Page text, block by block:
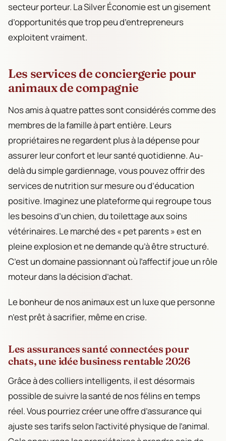
secteur porteur. La Silver Économie est un gisement
d’opportunités que trop peu d’entrepreneurs
exploitent vraiment.
Les services de conciergerie pour
animaux de compagnie
Nos amis à quatre pattes sont considérés comme des
membres de la famille à part entière. Leurs
propriétaires ne regardent plus à la dépense pour
assurer leur confort et leur santé quotidienne. Au-
delà du simple gardiennage, vous pouvez offrir des
services de nutrition sur mesure ou d’éducation
positive. Imaginez une plateforme qui regroupe tous
les besoins d’un chien, du toilettage aux soins
vétérinaires. Le marché des « pet parents » est en
pleine explosion et ne demande qu’à être structuré.
C’est un domaine passionnant où l’affectif joue un rôle
moteur dans la décision d’achat.
Le bonheur de nos animaux est un luxe que personne
n’est prêt à sacrifier, même en crise.
Les assurances santé connectées pour
chats, une idée business rentable 2026
Grâce à des colliers intelligents, il est désormais
possible de suivre la santé de nos félins en temps
réel. Vous pourriez créer une offre d’assurance qui
ajuste ses tarifs selon l’activité physique de l’animal.